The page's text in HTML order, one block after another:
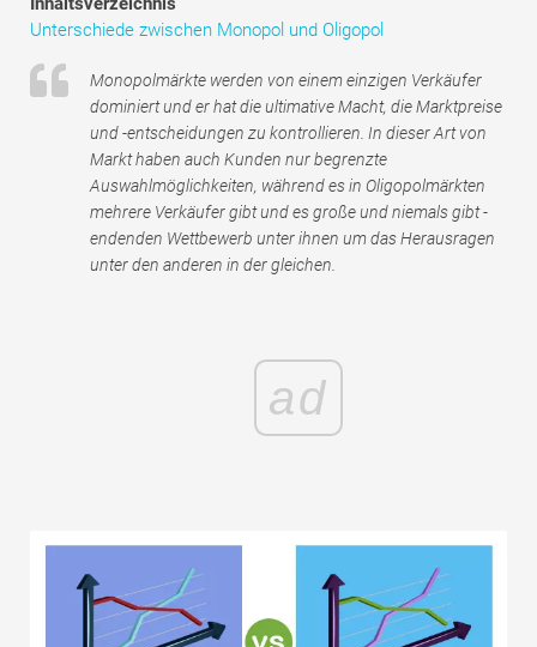
Tutorials zur Finanzmodellierung
Vollständige Form
Risikomanagement-Tutorials
Unterschiede zwischen Monopol und Oligopol
Monopolmärkte werden von einem einzigen Verkäufer
dominiert und er hat die ultimative Macht, die Marktpreise
und -entscheidungen zu kontrollieren. In dieser Art von
Markt haben auch Kunden nur begrenzte
Auswahlmöglichkeiten, während es in Oligopolmärkten
mehrere Verkäufer gibt und es große und niemals gibt -
endenden Wettbewerb unter ihnen um das Herausragen
unter den anderen in der gleichen.
ad